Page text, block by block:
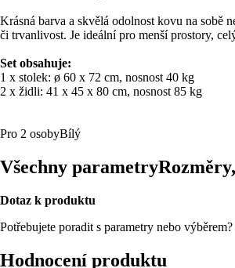
Krásná barva a skvělá odolnost kovu na sobě
či trvanlivost. Je ideální pro menší prostory,
Set obsahuje:
1 x stolek: ø 60 x 72 cm, nosnost 40 kg
2 x židli: 41 x 45 x 80 cm, nosnost 85 kg
Pro 2 osobyBílý
Všechny parametry
Dotaz k produktu
Potřebujete poradit s parametry nebo výběrem?
Hodnocení produktu